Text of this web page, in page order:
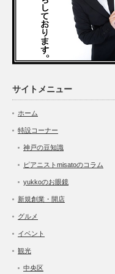
サイトメニュー
ホーム
特設コーナー
神戸の豆知識
ピアニストmisatoのコラム
yukkoのお眼鏡
新規創業・開店
グルメ
イベント
観光
中央区